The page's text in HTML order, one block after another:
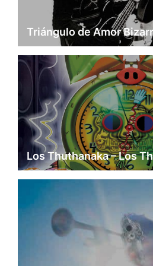
Triángulo de Amor
Los Thuthanaka – Los